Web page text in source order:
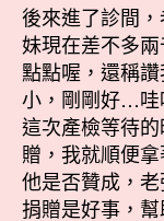
後來進了診間
妹現在差不多
點點喔，還稱
小，剛剛好…哇
這次產檢等待
贈，我就順便
他是否贊成，
捐贈是好事，